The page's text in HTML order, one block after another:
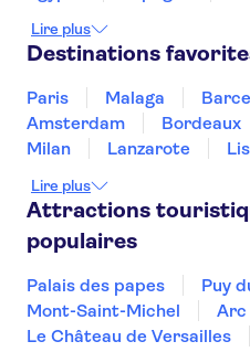
Maroc
Malaisie
Turquie
Lire plus
Destinations
Paris Malaga
Amsterdam
Bordeaux
Milan
Lanzarote
Dubai
Copenhague
Lire plus
Attractions
populaires
Palais des papes
Puy
Mont-Saint-Michel
Arc
Le Château de Versailles